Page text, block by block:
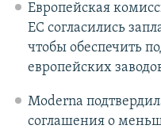
Европейская
ЕС согласились
чтобы обеспечить
европейских
Moderna
соглашения о